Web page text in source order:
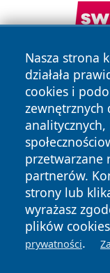
Nasza strona
działała
cookies i
zewnętrznych
przetwarzane
partnerów.
strony lub
wyrażasz
plików
prywatności.
Copyright © 2026
zastrzeżone.
News Autorzy